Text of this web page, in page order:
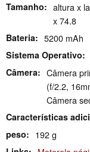
Tamanho
altura x
x 74.8
Bateria 5200 mAh
Sistema Operativo
Câmera
Câmera
(f/2.2,
Câmera
Características
peso 192 g